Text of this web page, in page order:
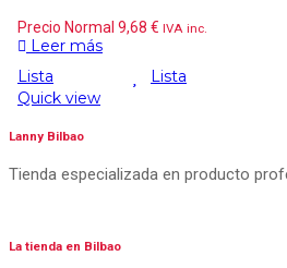
Precio Normal 9,68 € IVA inc.
Leer más
Lista
Lista
Quick view
Lanny Bilbao
Tienda especializada en producto
La tienda en Bilbao